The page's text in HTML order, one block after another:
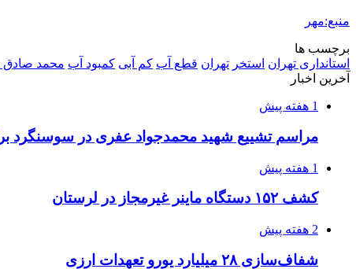
منبع:مهر
برچسب ها
استانداری تهران استخر تهران قطع آب کم آبی کمبود آب محمد صادق
آخرین اخبار
1 هفته پیش
مراسم تشییع شهید محمدجواد عفری در سوسنگرد
1 هفته پیش
کشف ۱۵۲ دستگاه ماینر غیرمجاز در لرستان
2 هفته پیش
شفاف‌سازی ۲۸ میلیارد یورو تعهدات ارزی